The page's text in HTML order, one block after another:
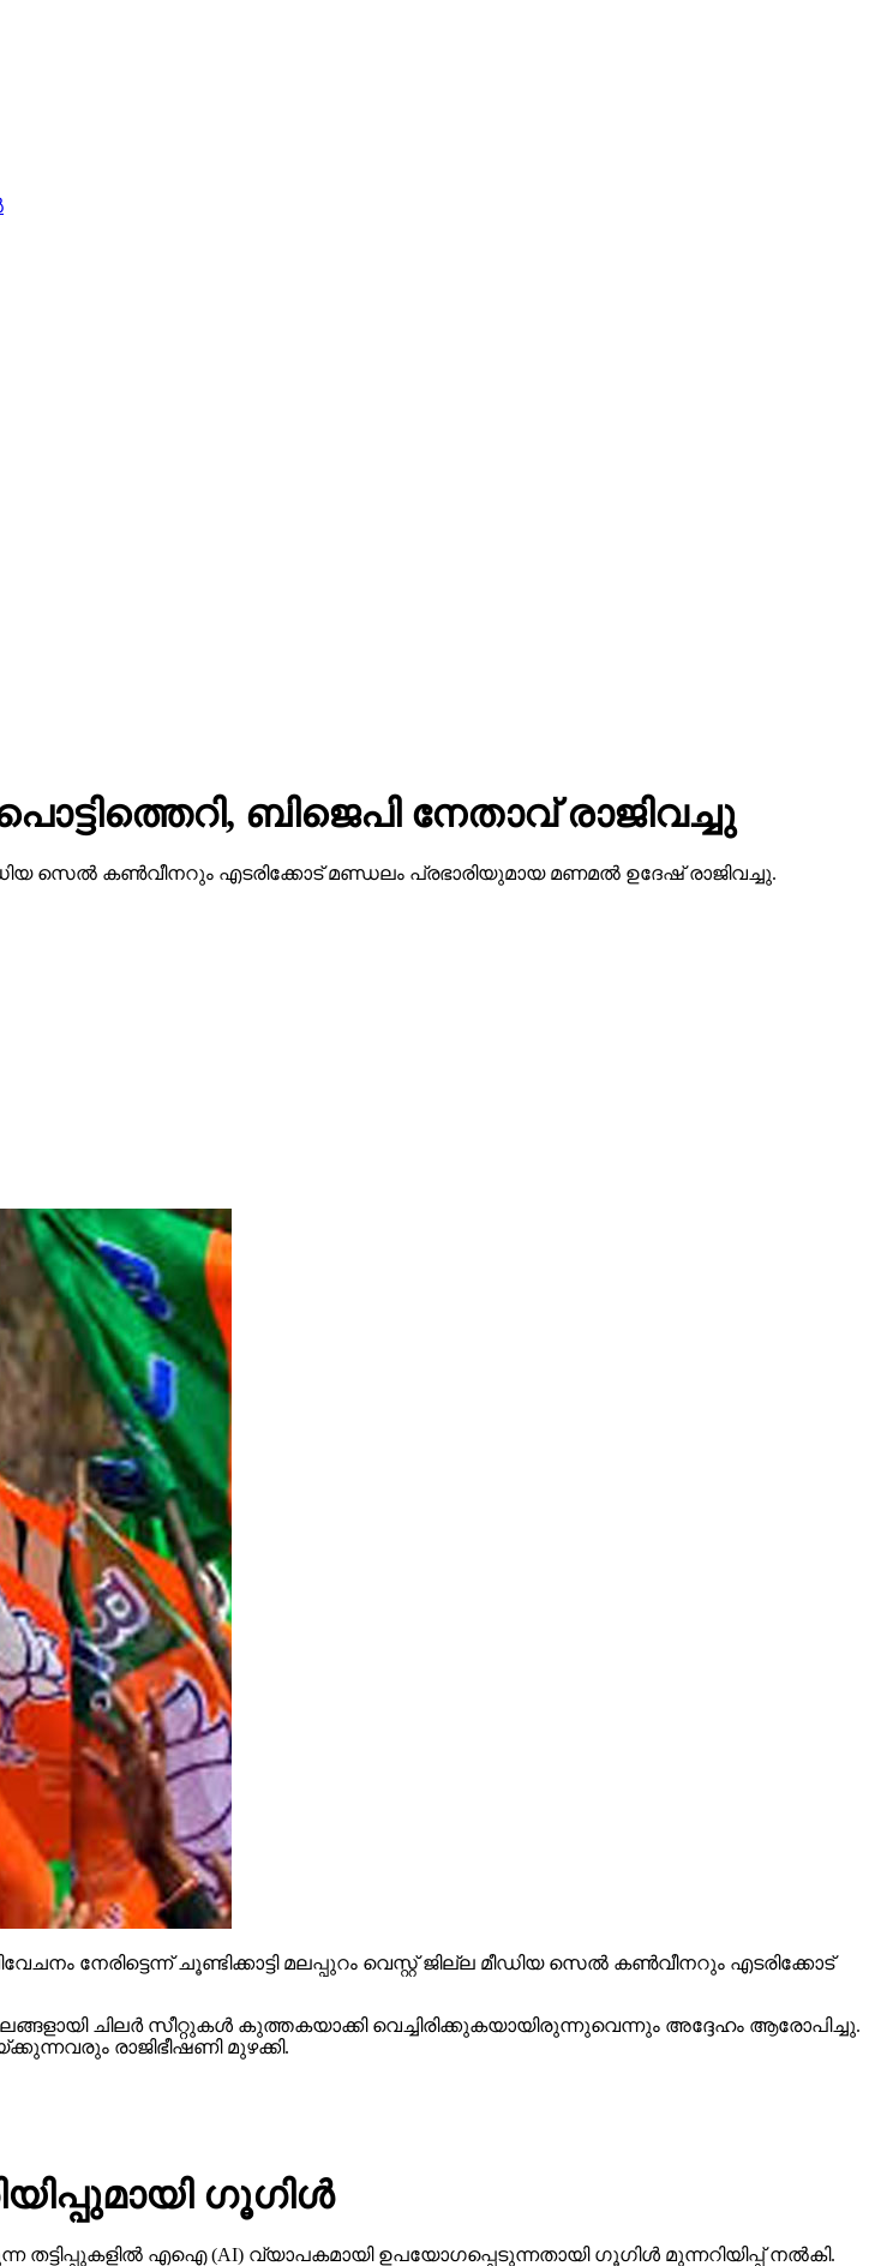
ബിജെപി നേതാവ് രാജിവച്ചു
മീഡിയ സെല്‍ കണ്‍വീനറും എടരിക്കോട് മണ്ഡലം പ്രഭാരിയുമായ മണമല്‍ ഉദേഷ് രാജിവച്ചു.
നേരിട്ടെന്ന് ചൂണ്ടിക്കാട്ടി മലപ്പുറം വെസ്റ്റ് ജില്ല മീഡിയ സെല്‍ കണ്‍വീനറും എടരിക്കോട്
ചിലര്‍ സീറ്റുകള്‍ കുത്തകയാക്കി വെച്ചിരിക്കുകയായിരുന്നുവെന്നും അദ്ദേഹം ആരോപിച്ചു.
രാജിഭീഷണി മുഴക്കി.
ഗൂഗിള്‍
എഐ (AI) വ്യാപകമായി ഉപയോഗപ്പെടുന്നതായി ഗൂഗിള്‍ മുന്നറിയിപ്പ് നല്‍കി.